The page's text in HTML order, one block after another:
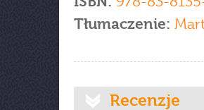
Tłumaczenie:
Recenzje